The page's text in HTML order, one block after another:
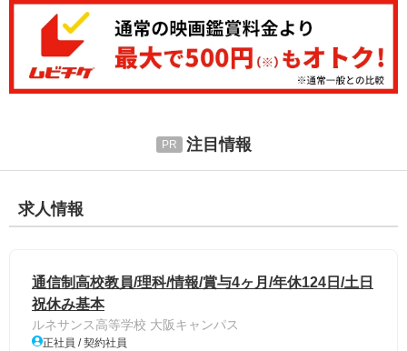
注目情報
求人情報
通信制高校教員/理科/情報/賞与4ヶ月/年休124日/土日
祝休み基本
ルネサンス高等学校 大阪キャンパス
正社員 / 契約社員